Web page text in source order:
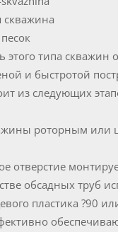
скважина
этого типа скважин
и быстротой
из следующих
роторным или
отверстие
обсадных труб
пластика ?90